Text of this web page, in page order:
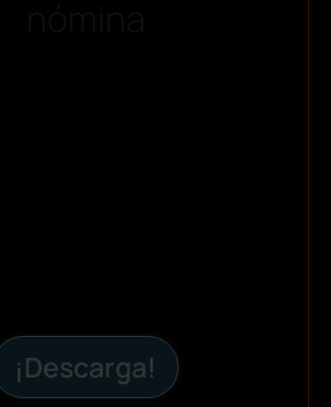
¡Descarga!